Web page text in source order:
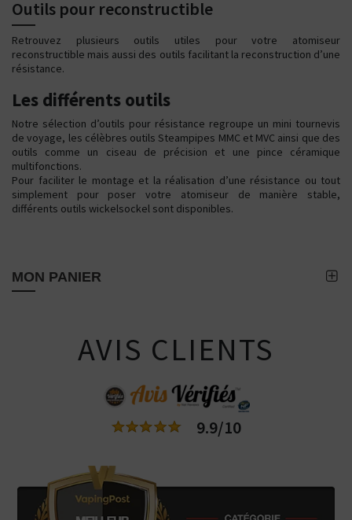
Outils pour reconstructible
Retrouvez plusieurs outils utiles pour votre atomiseur
reconstructible mais aussi des outils facilitant la reconstruction d’une
résistance.
Les différents outils
Notre sélection d’outils pour résistance regroupe un mini tournevis
de voyage, les célèbres outils Steampipes MMC et MVC ainsi que des
outils comme un ciseau de précision et une pince céramique
multifonctions.
Pour faciliter le montage et la réalisation d’une résistance ou tout
simplement pour poser votre atomiseur de manière stable,
différents outils wickelsockel sont disponibles.
MON PANIER
AVIS CLIENTS
9.9/10